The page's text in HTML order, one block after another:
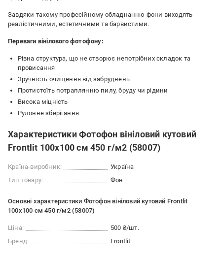
Завдяки такому професійному обладнанню фони виходять
реалістичними, естетичними та барвистими.
Переваги вінілового фотофону:
Рівна структура, що не створює непотрібних складок та
провисання
Зручність очищення від забруднень
Протистоїть потраплянню пилу, бруду чи рідини
Висока міцність
Рулонне зберігання
Характеристики Фотофон вініловий кутовий
Frontlit 100x100 см 450 г/м2 (58007)
Країна-виробник:
Україна
Тип товару:
Фон
Основні характеристики Фотофон вініловий кутовий Frontlit
100x100 см 450 г/м2 (58007)
Ціна:
500 ₴/шт.
Бренд:
Frontlit